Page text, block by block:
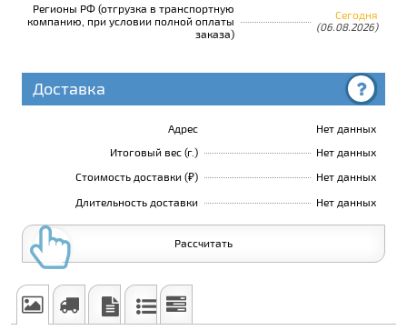
Регионы РФ (отгрузка в транспортную
компанию, при условии полной оплаты
заказа)
Сегодня
(06.08.2026)
Доставка
Адрес
Нет данных
Итоговый вес (г.)
Нет данных
Стоимость доставки (₽)
Нет данных
Длительность доставки
Нет данных
Рассчитать